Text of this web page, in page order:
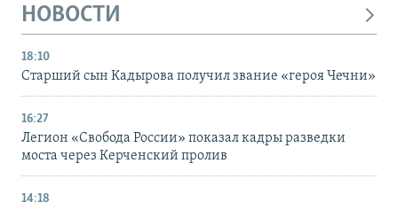
НОВОСТИ
18:10
Старший сын Кадырова получил звание «героя Чечни»
16:27
Легион «Свобода России» показал кадры разведки
моста через Керченский пролив
14:18